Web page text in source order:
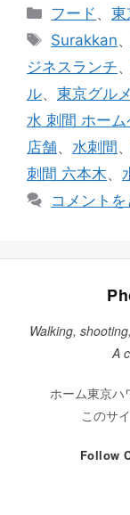
カ
テ
リ
ー
フード 、東
タ
グ
Surakkan、
ジネスランチ、
ル、 東京グルメ
水 刺間 ホーム
店舗、 水刺間 、
刺間 六本木、
コメント
Walking,
A
ホーム東京ハ
このサ
Follow